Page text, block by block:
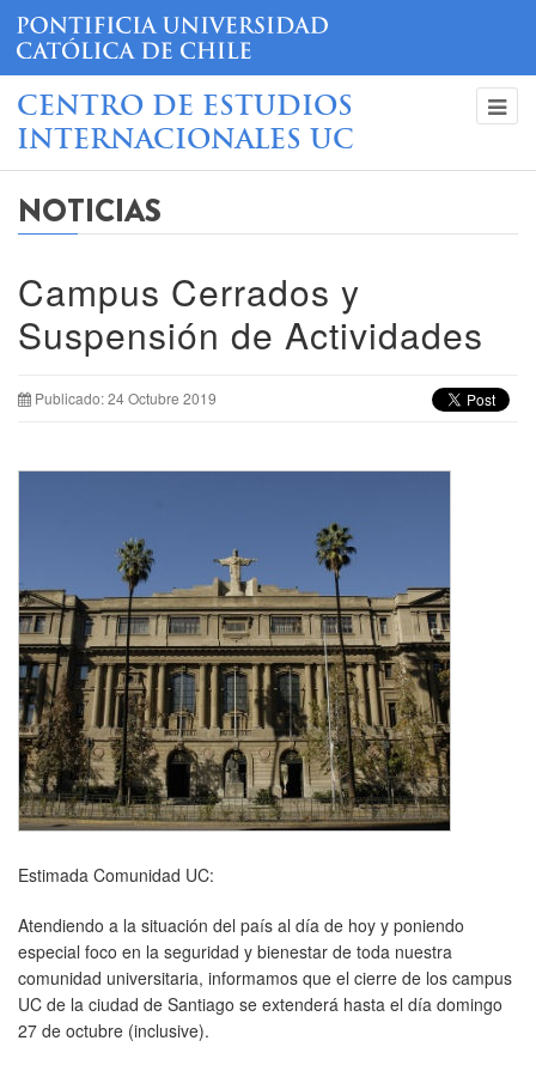
CENTRO DE ESTUDIOS
INTERNACIONALES UC
NOTICIAS
Campus Cerrados y
Suspensión de Actividades
Publicado: 24 Octubre 2019
Estimada Comunidad UC:
Atendiendo a la situación del país al día de hoy y poniendo
especial foco en la seguridad y bienestar de toda nuestra
comunidad universitaria, informamos que el cierre de los campus
UC de la ciudad de Santiago se extenderá hasta el día domingo
27 de octubre (inclusive).